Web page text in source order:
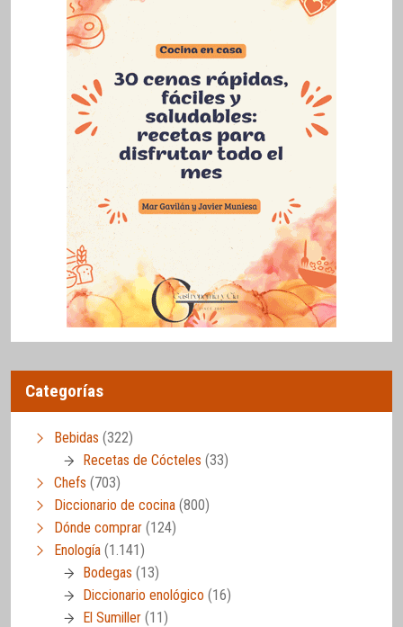
Categorías
Bebidas (322)
Recetas de Cócteles (33)
Chefs (703)
Diccionario de cocina (800)
Dónde comprar (124)
Enología (1.141)
Bodegas (13)
Diccionario enológico (16)
El Sumiller (11)